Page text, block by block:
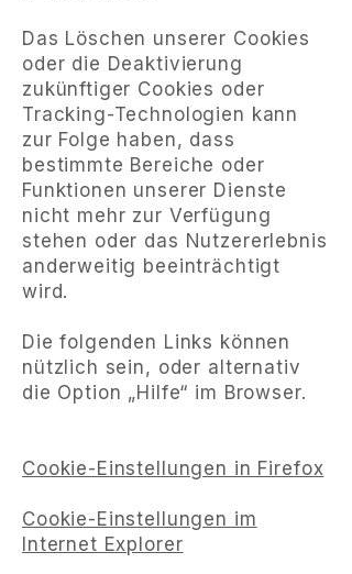
Das Löschen unserer Cookies
oder die Deaktivierung
zukünftiger Cookies oder
Tracking-Technologien kann
zur Folge haben, dass
bestimmte Bereiche oder
Funktionen unserer Dienste
nicht mehr zur Verfügung
stehen oder das Nutzererlebnis
anderweitig beeinträchtigt
wird.
Die folgenden Links können
nützlich sein, oder alternativ
die Option „Hilfe“ im Browser.
Cookie-Einstellungen in Firefox
Cookie-Einstellungen im
Internet Explorer